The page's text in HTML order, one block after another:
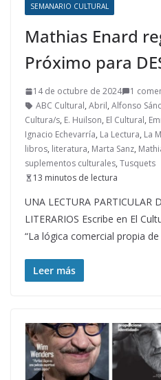
SEMANARIO CULTURAL
Mathias Enard
Próximo para
14 de octubre de 2024
1
ABC Cultural, Abril, Alfonso
Cultura/s, E. Huilson, El Cultural,
Ignacio Echevarría, La Lectura, La
libros, literatura, Marta Sanz,
suplementos culturales, Tusquets
13 minutos de lectura
UNA LECTURA PARTICULAR
LITERARIOS Escribe en El
“La lógica comercial propia
Leer más